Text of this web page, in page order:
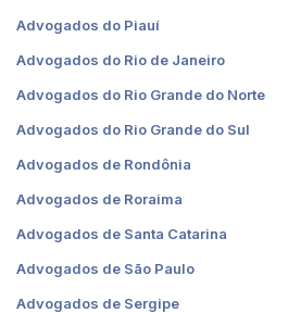
Advogados do Piauí
Advogados do Rio de Janeiro
Advogados do Rio Grande do Norte
Advogados do Rio Grande do Sul
Advogados de Rondônia
Advogados de Roraima
Advogados de Santa Catarina
Advogados de São Paulo
Advogados de Sergipe